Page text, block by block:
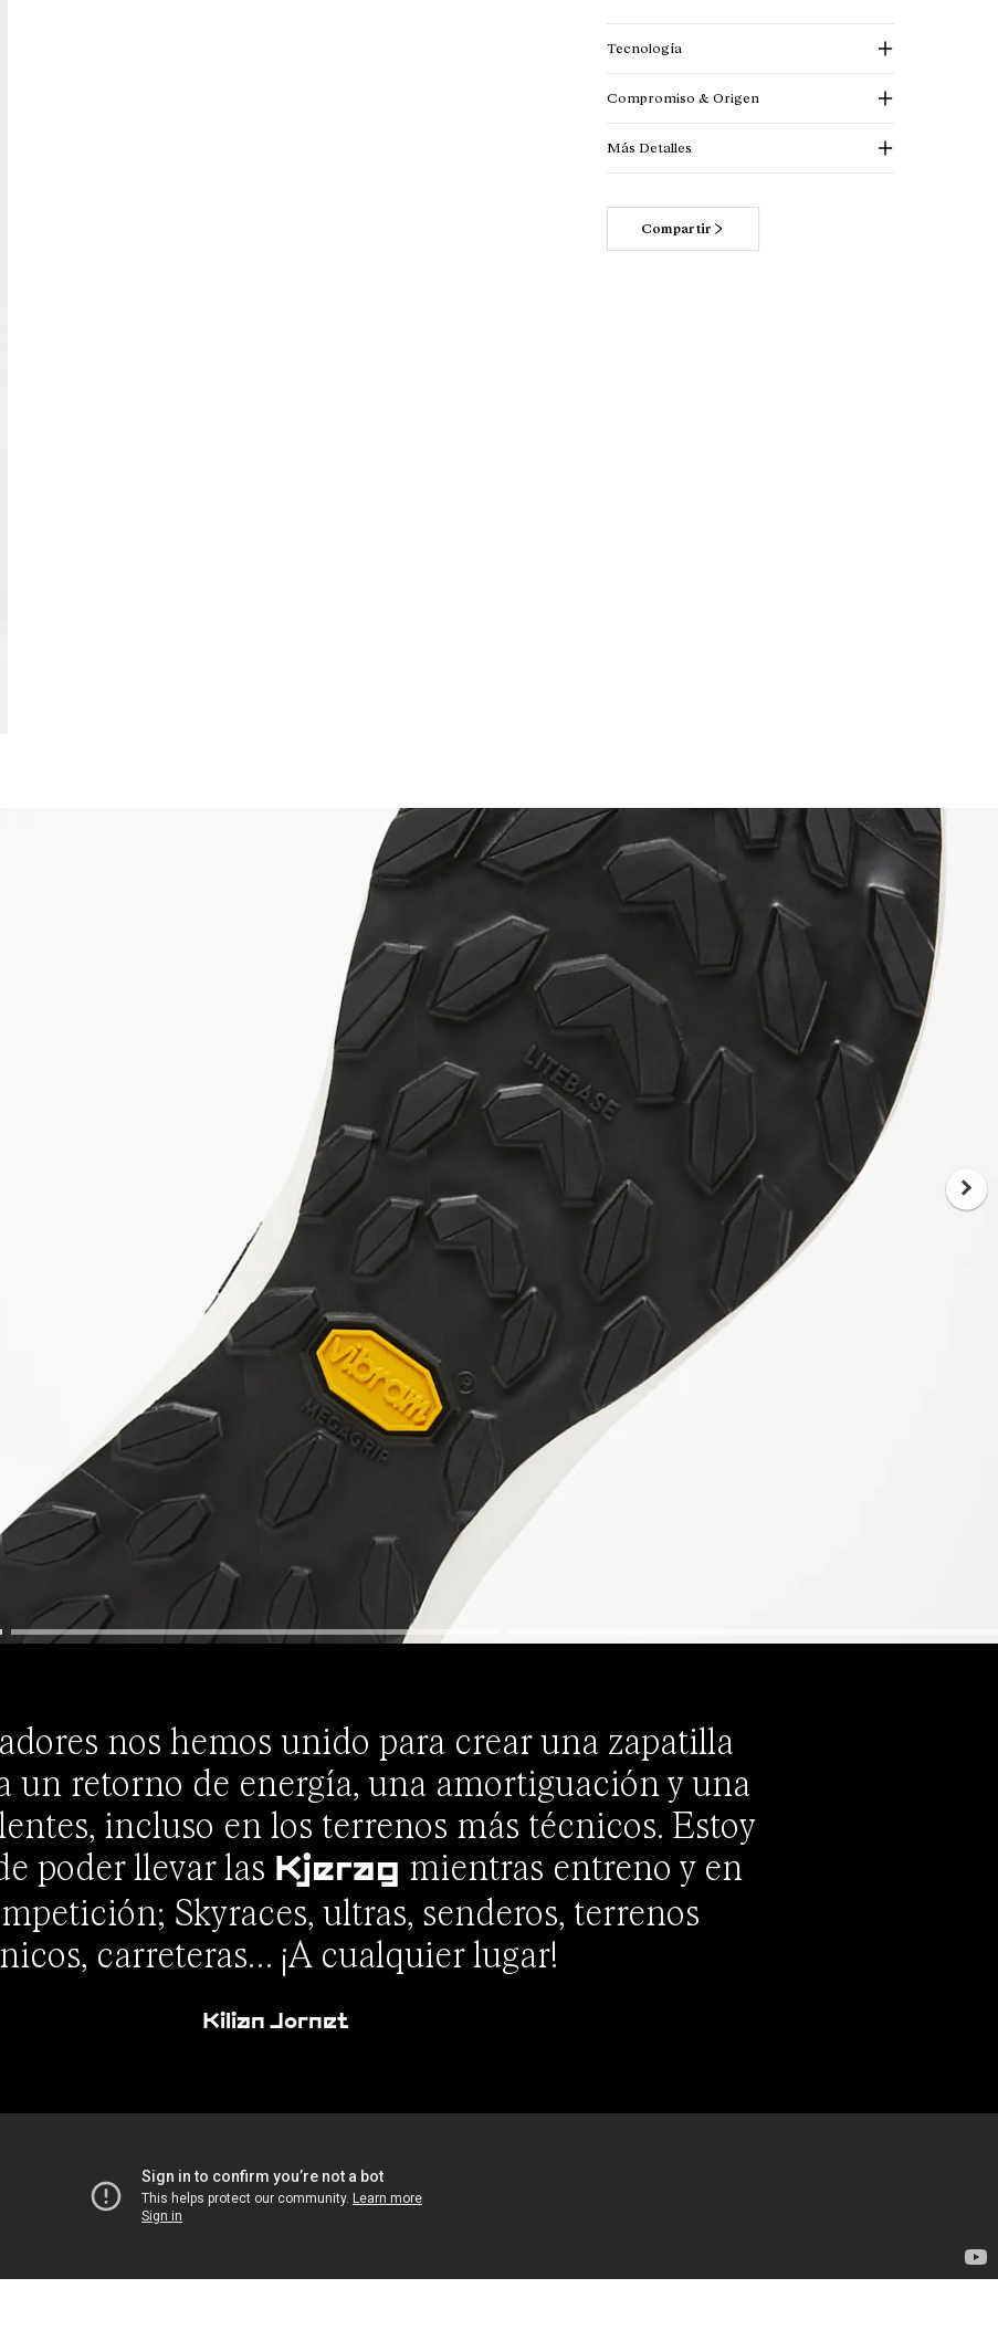
Tecnología
Compromiso & Origen
Más Detalles
Compartir
nos hemos unido para crear una zapatilla
un retorno de energía, una amortiguación y una
incluso en los terrenos más técnicos. Estoy
poder llevar las Kjerag mientras entreno y en
Skyraces, ultras, senderos, terrenos
carreteras… ¡A cualquier lugar!
Kilian Jornet